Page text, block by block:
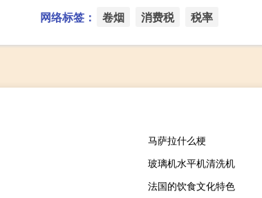
网络标签： 卷烟 消费税 税率
马萨拉什么梗
玻璃机水平机清洗机
法国的饮食文化特色